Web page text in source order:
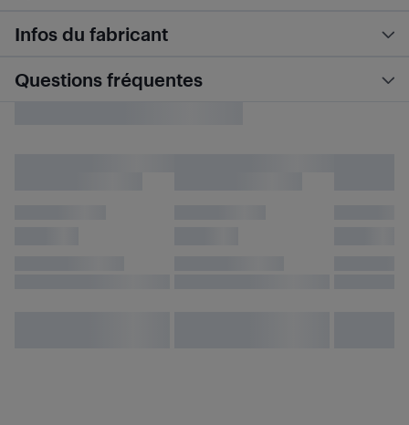
Infos du fabricant
Questions fréquentes